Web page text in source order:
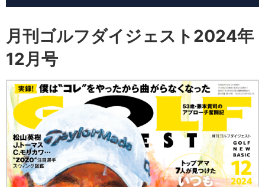
月刊ゴルフダイジェスト2024年
12月号